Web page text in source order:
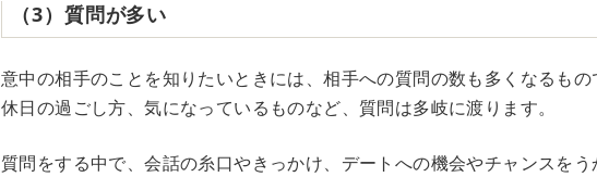
（3）質問が多い
意中の相手のことを知りたいときには、相手への質問の数も多くなるもの
休日の過ごし方、気になっているものなど、質問は多岐に渡ります。
質問をする中で、会話の糸口やきっかけ、デートへの機会やチャンスを